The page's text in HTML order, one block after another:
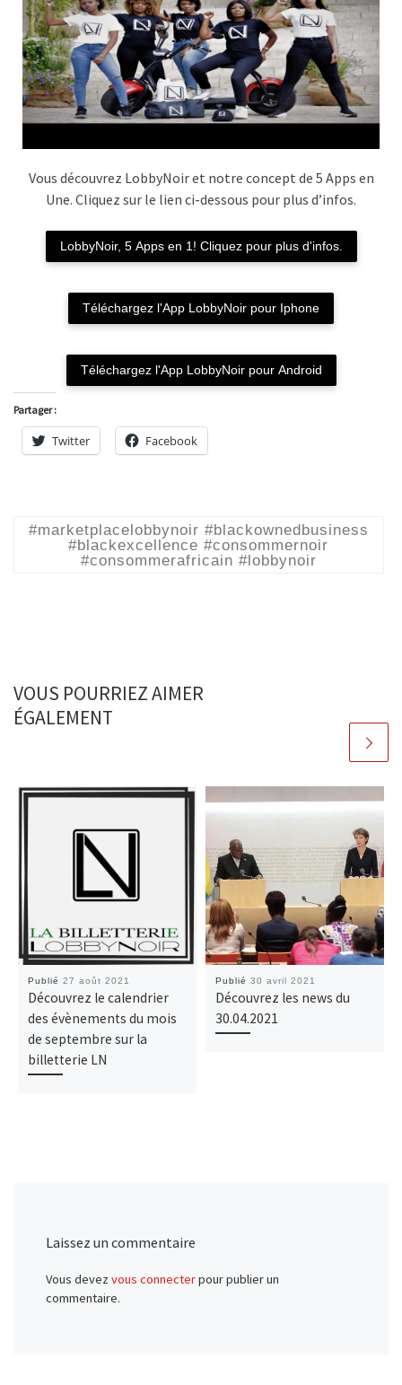
Vous découvrez LobbyNoir et notre concept de 5 Apps en
Une. Cliquez sur le lien ci-dessous pour plus d’infos.
LobbyNoir, 5 Apps en 1! Cliquez pour plus d'infos.
Téléchargez l'App LobbyNoir pour Iphone
Téléchargez l'App LobbyNoir pour Android
Partager :
Twitter Facebook
#marketplacelobbynoir #blackownedbusiness
#blackexcellence #consommernoir
#consommerafricain #lobbynoir
VOUS POURRIEZ AIMER
ÉGALEMENT
Publié27 août 2021
Découvrez le calendrier
des évènements du mois
de septembre sur la
billetterie LN
Publié30 avril 2021
Découvrez les news du
30.04.2021
Laissez un commentaire
Vous devezvous connecterpour publier un
commentaire.